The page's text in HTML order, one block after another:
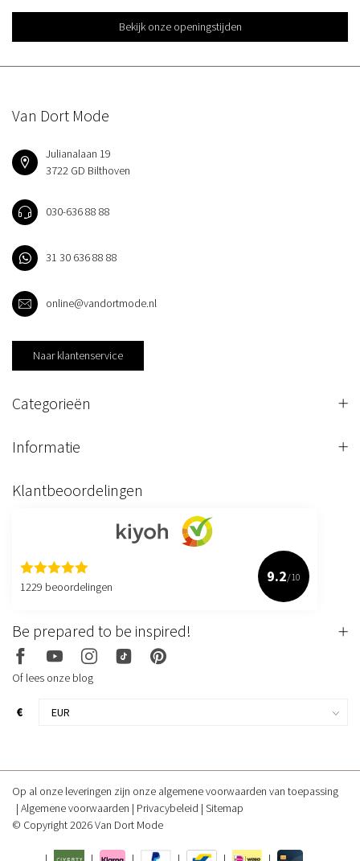
Bekijk onze openingstijden
Van Dort Mode
Julianalaan 19
3722 GD Bilthoven
030-636 88 88
31 30 636 88 88
online@vandortmode.nl
Naar klantenservice
Categorieën
Informatie
Klantbeoordelingen
1229 beoordelingen
9.2/10
Be prepared to be inspired!
Of lees onze blog
€
Op al onze leveringen zijn onze algemene voorwaarden van toepassing
Algemene voorwaarden
Privacybeleid Sitemap
© Copyright 2026 Van Dort Mode